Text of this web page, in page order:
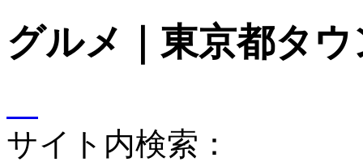
グルメ｜東京都タ
サイト内検索：